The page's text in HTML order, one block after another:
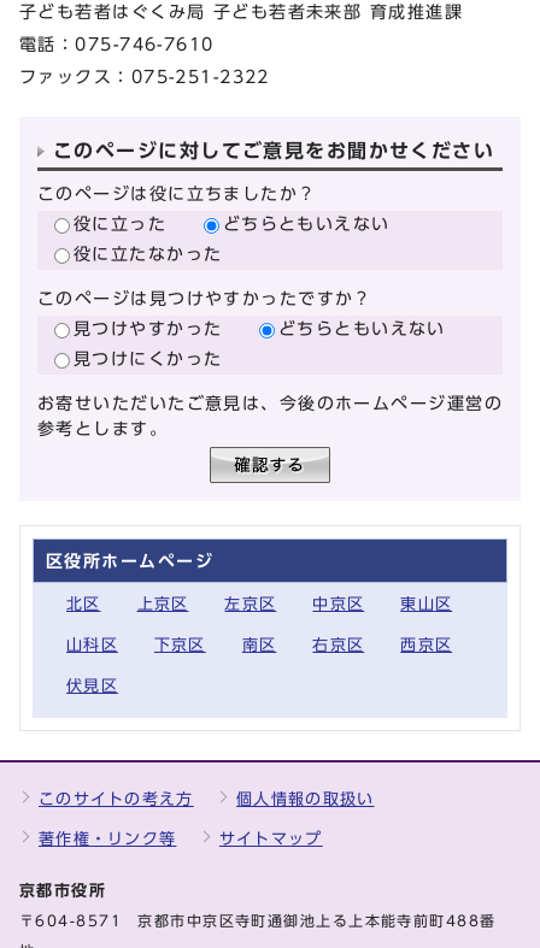
子ども若者はぐくみ局 子ども若者未来部 育成推進課
電話：075-746-7610
ファックス：075-251-2322
このページに対してご意見をお聞かせください
このページは役に立ちましたか？
役に立った
どちらともいえない
役に立たなかった
このページは見つけやすかったですか？
見つけやすかった
どちらともいえない
見つけにくかった
お寄せいただいたご意見は、今後のホームページ運営の
参考とします。
区役所ホームページ
北区 上京区 左京区 中京区 東山区
山科区 下京区 南区 右京区 西京区
伏見区
このサイトの考え方 個人情報の取扱い
著作権・リンク等 サイトマップ
京都市役所
〒604-8571 京都市中京区寺町通御池上る上本能寺前町488番